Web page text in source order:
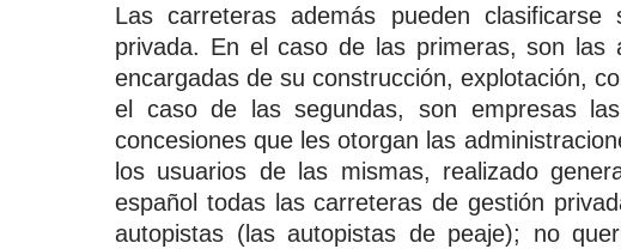
Las carreteras además pueden
privada. En el caso de las primeras, son las
encargadas de su construcción, explotación,
el caso de las segundas, son empresas
concesiones que les otorgan las
los usuarios de las mismas, realizado
español todas las carreteras de gestión
autopistas (las autopistas de peaje); no